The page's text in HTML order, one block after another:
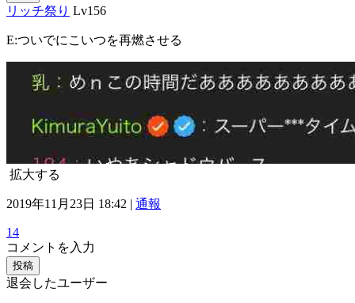
リッチ祭り Lv156
E:ついでにこいつを再燃させる
拡大する
2019年11月23日 18:42 | 通報
14
コメントを入力
投稿
退会したユーザー